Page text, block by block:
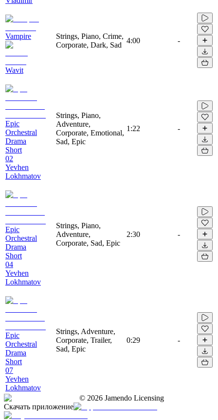
Vampire
Wavit
Strings, Piano, Crime,
Corporate, Dark, Sad
4:00 -
Epic
Orchestral
Drama
Short
02
Yevhen
Lokhmatov
Strings, Piano,
Adventure,
Corporate, Emotional,
Sad, Epic
1:22 -
Epic
Orchestral
Drama
Short
04
Yevhen
Lokhmatov
Strings, Piano,
Adventure,
Corporate, Sad, Epic
2:30 -
Epic
Orchestral
Drama
Short
07
Yevhen
Lokhmatov
Strings, Adventure,
Corporate, Trailer,
Sad, Epic
0:29 -
© 2026 Jamendo Licensing
Скачать приложение